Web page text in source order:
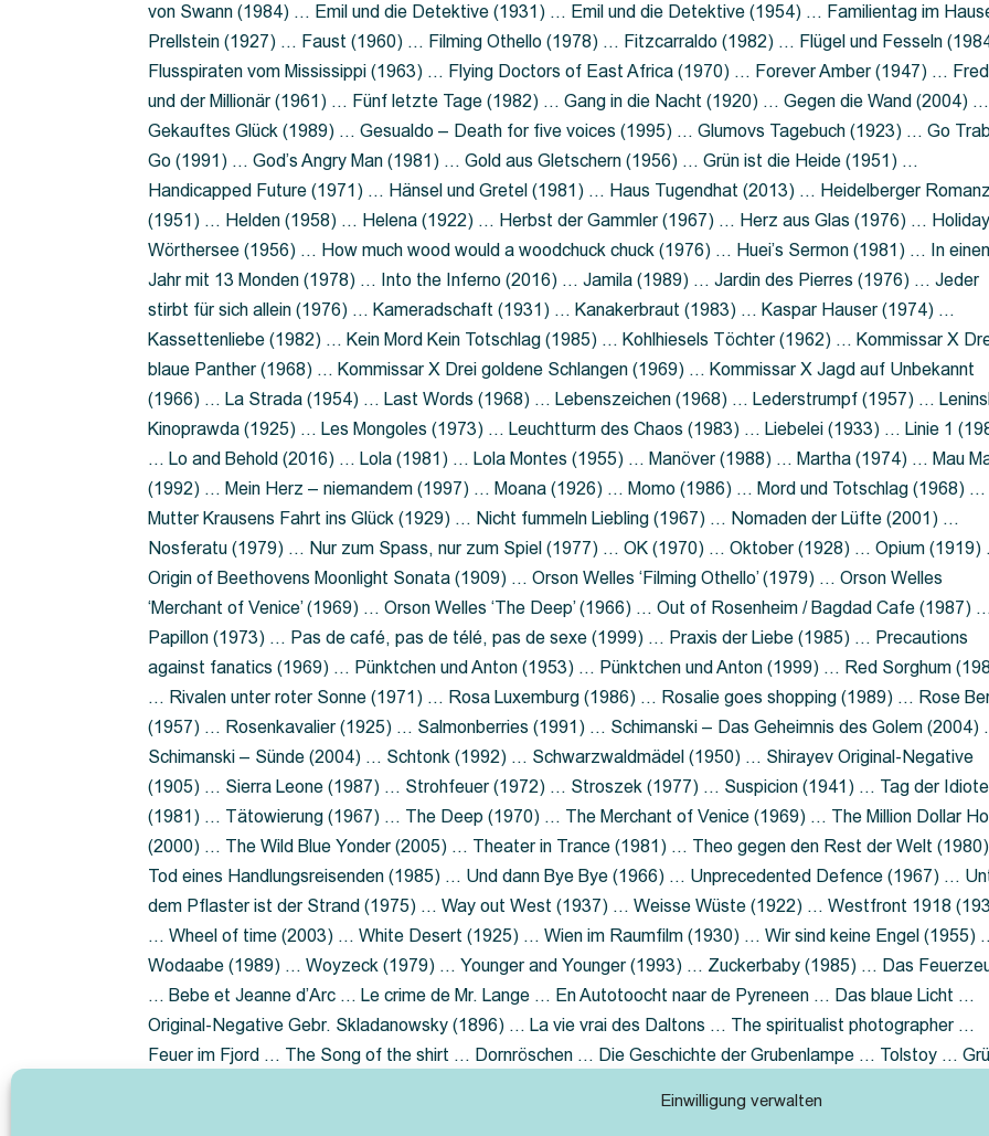
Einwilligung verwalten
von Swann (1984) … Emil und die Detektive (1931) … Emil und die Detektive (1954) … Familientag im
Prellstein (1927) … Faust (1960) … Filming Othello (1978) … Fitzcarraldo (1982) … Flügel und Fesseln
Flusspiraten vom Mississippi (1963) … Flying Doctors of East Africa (1970) … Forever Amber (1947) …
und der Millionär (1961) … Fünf letzte Tage (1982) … Gang in die Nacht (1920) … Gegen die Wand (2004) …
Gekauftes Glück (1989) … Gesualdo – Death for five voices (1995) … Glumovs Tagebuch (1923) … Go
Go (1991) … God’s Angry Man (1981) … Gold aus Gletschern (1956) … Grün ist die Heide (1951) …
Handicapped Future (1971) … Hänsel und Gretel (1981) … Haus Tugendhat (2013) … Heidelberger
(1951) … Helden (1958) … Helena (1922) … Herbst der Gammler (1967) … Herz aus Glas (1976) …
Wörthersee (1956) … How much wood would a woodchuck chuck (1976) … Huei’s Sermon (1981) … In
Jahr mit 13 Monden (1978) … Into the Inferno (2016) … Jamila (1989) … Jardin des Pierres (1976) … Jeder
stirbt für sich allein (1976) … Kameradschaft (1931) … Kanakerbraut (1983) … Kaspar Hauser (1974) …
Kassettenliebe (1982) … Kein Mord Kein Totschlag (1985) … Kohlhiesels Töchter (1962) … Kommissar X
blaue Panther (1968) … Kommissar X Drei goldene Schlangen (1969) … Kommissar X Jagd auf Unbekannt
(1966) … La Strada (1954) … Last Words (1968) … Lebenszeichen (1968) … Lederstrumpf (1957) …
Kinoprawda (1925) … Les Mongoles (1973) … Leuchtturm des Chaos (1983) … Liebelei (1933) … Linie 1
… Lo and Behold (2016) … Lola (1981) … Lola Montes (1955) … Manöver (1988) … Martha (1974) … Mau
(1992) … Mein Herz – niemandem (1997) … Moana (1926) … Momo (1986) … Mord und Totschlag (1968) …
Mutter Krausens Fahrt ins Glück (1929) … Nicht fummeln Liebling (1967) … Nomaden der Lüfte (2001) …
Nosferatu (1979) … Nur zum Spass, nur zum Spiel (1977) … OK (1970) … Oktober (1928) … Opium (1919)
Origin of Beethovens Moonlight Sonata (1909) … Orson Welles ‘Filming Othello’ (1979) … Orson Welles
‘Merchant of Venice’ (1969) … Orson Welles ‘The Deep’ (1966) … Out of Rosenheim / Bagdad Cafe (1987) …
Papillon (1973) … Pas de café, pas de télé, pas de sexe (1999) … Praxis der Liebe (1985) … Precautions
against fanatics (1969) … Pünktchen und Anton (1953) … Pünktchen und Anton (1999) … Red Sorghum
… Rivalen unter roter Sonne (1971) … Rosa Luxemburg (1986) … Rosalie goes shopping (1989) … Rose
(1957) … Rosenkavalier (1925) … Salmonberries (1991) … Schimanski – Das Geheimnis des Golem (2004)
Schimanski – Sünde (2004) … Schtonk (1992) … Schwarzwaldmädel (1950) … Shirayev Original-Negative
(1905) … Sierra Leone (1987) … Strohfeuer (1972) … Stroszek (1977) … Suspicion (1941) … Tag der
(1981) … Tätowierung (1967) … The Deep (1970) … The Merchant of Venice (1969) … The Million Dollar
(2000) … The Wild Blue Yonder (2005) … Theater in Trance (1981) … Theo gegen den Rest der Welt
Tod eines Handlungsreisenden (1985) … Und dann Bye Bye (1966) … Unprecedented Defence (1967) …
dem Pflaster ist der Strand (1975) … Way out West (1937) … Weisse Wüste (1922) … Westfront 1918
… Wheel of time (2003) … White Desert (1925) … Wien im Raumfilm (1930) … Wir sind keine Engel (1955)
Wodaabe (1989) … Woyzeck (1979) … Younger and Younger (1993) … Zuckerbaby (1985) … Das
… Bebe et Jeanne d’Arc … Le crime de Mr. Lange … En Autotoocht naar de Pyreneen … Das blaue Licht …
Original-Negative Gebr. Skladanowsky (1896) … La vie vrai des Daltons … The spiritualist photographer …
Feuer im Fjord … The Song of the shirt … Dornröschen … Die Geschichte der Grubenlampe … Tolstoy …